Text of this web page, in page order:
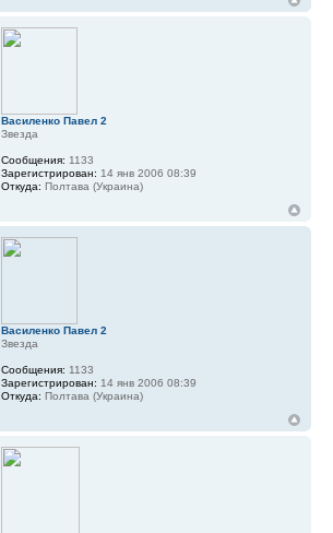
Василенко Павел 2
Звезда
Сообщения: 1133
Зарегистрирован: 14 янв 2006 08:39
Откуда: Полтава (Украина)
Василенко Павел 2
Звезда
Сообщения: 1133
Зарегистрирован: 14 янв 2006 08:39
Откуда: Полтава (Украина)